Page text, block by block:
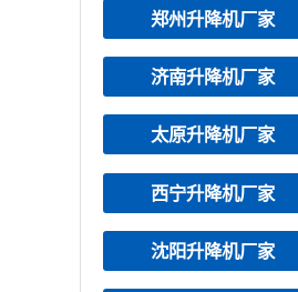
郑州升降机厂家
济南升降机厂家
太原升降机厂家
西宁升降机厂家
沈阳升降机厂家